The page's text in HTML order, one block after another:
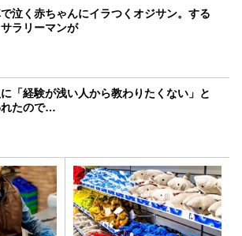
泣く赤ちゃんにイラつくオジサン。する
ラリーマンが
「経験が浅い人から教わりたくない」と
たので…